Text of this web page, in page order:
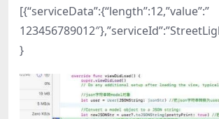
[{“serviceData”:{“length”:12,”value”:”
}